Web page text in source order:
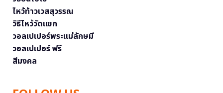
ไหว้ท้าวเวสสุวรรณ
วิธีไหว้วัดแขก
วอลเปเปอร์พระแม่ลักษมี
วอลเปเปอร์ ฟรี
สีมงคล